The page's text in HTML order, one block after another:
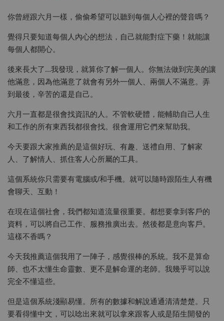
你曾經跟六月一樣，偷偷希望可以聽到每個人心裡的聲音嗎？
覺得只要知道每個人內心的想法，自己就能對症下藥！就能讓
每個人都開心。
後來長大了...我發現，就算你了解一個人。你無法做到完美的讓
他滿意，因為他滿意了就會有另外一個人、兩個人不滿意。弄
到最後，辛苦的還是自己。
六月一直都是很會找資訊的人。不管軟硬體，能輔助自己人生
和工作的所有東西我都很會找。很會運用它們來幫助我。
今天要跟大家推薦的是這個好玩、有趣、送禮自用、了解家
人、了解情人、抓住客人心所屬的工具。
這個系統你只需要有電腦或/和手機。就可以隨時跟陌生人有機
會聊天、互動！
在現在這個社會，我們都知道流量很重要。都想要拿到客戶的
資料，可以將自己工作、服務推廣出去。然後都是意向客戶。
這樣不香嗎？
今天我推薦這個我用了一陣子，感覺很棒的系統。我不是算命
師、也不太懂生命靈數、更不是解命運的老師。我幾乎可以說
完全不懂這些。
但是這個系統淺顯易懂。所有的數據和解說通通清清楚楚。只
要看得懂中文，可以唸出來就可以拿來跟客人或是陌生開發的